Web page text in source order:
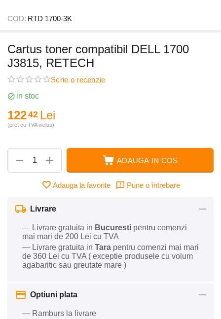
COD: RTD 1700-3K
Cartus toner compatibil DELL 1700
J3815, RETECH
Scrie o recenzie
in stoc
12242 Lei
(pret cu TVA inclus)
+
− ADAUGA IN COS
Adauga la favorite Pune o întrebare
Livrare
— Livrare gratuita in Bucuresti pentru comenzi
mai mari de 200 Lei cu TVA
— Livrare gratuita in Tara pentru comenzi mai mari
de 360 Lei cu TVA ( exceptie produsele cu volum
agabaritic sau greutate mare )
Optiuni plata
— Ramburs la livrare